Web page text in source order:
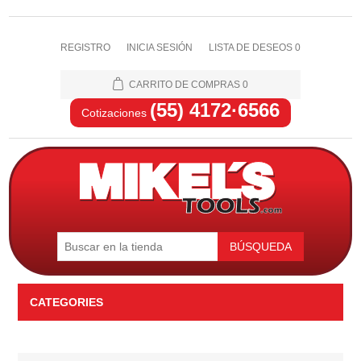
REGISTRO INICIA SESIÓN LISTA DE DESEOS 0
CARRITO DE COMPRAS 0
Cotizaciones (55) 4172·6566
BÚSQUEDA
CATEGORIES